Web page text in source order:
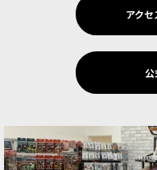
[ストームキ
リダン
96-71]
1点
ゲーム「ウォ
ー」ストーム
体。
としても制作
アク
公